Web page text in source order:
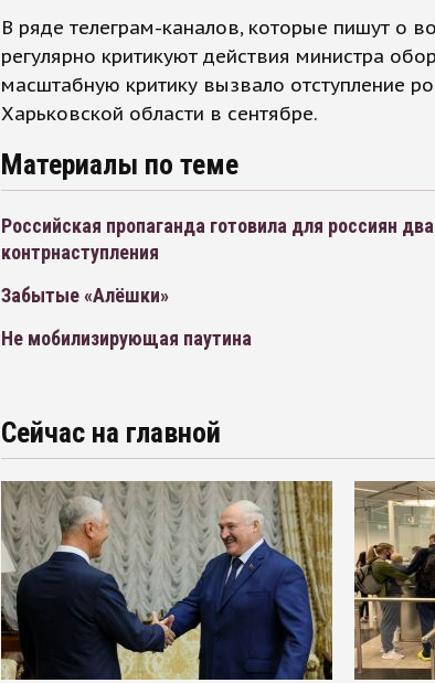
В ряде телеграм-каналов, которые пишут о
регулярно критикуют действия министра
масштабную критику вызвало отступление
Харьковской области в сентябре.
Материалы по теме
Российская пропаганда готовила для россиян
контрнаступления
Забытые «Алёшки»
Не мобилизирующая паутина
Сейчас на главной